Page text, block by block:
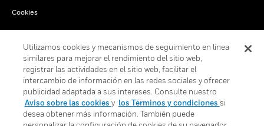
Cookies
Utilizamos cookies y mecanismos de seguimiento en línea
similares para mejorar el rendimiento del sitio web,
registrar las actividades en el sitio web, facilitar el
intercambio de información en las redes sociales y ofrecer
publicidad adaptada a sus intereses. Consulte nuestro
Aviso sobre las cookies y los Términos y condiciones si
desea obtener más información. También puede